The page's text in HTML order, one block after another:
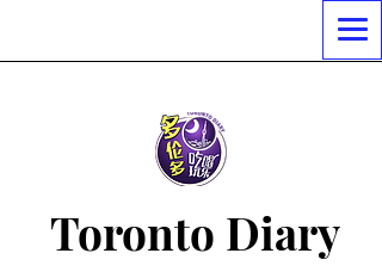
Toronto Diary